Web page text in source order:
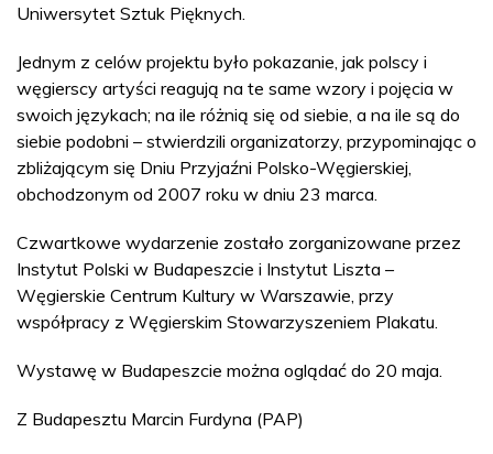
Uniwersytet Sztuk Pięknych.
Jednym z celów projektu było pokazanie, jak polscy i
węgierscy artyści reagują na te same wzory i pojęcia w
swoich językach; na ile różnią się od siebie, a na ile są do
siebie podobni – stwierdzili organizatorzy, przypominając o
zbliżającym się Dniu Przyjaźni Polsko-Węgierskiej,
obchodzonym od 2007 roku w dniu 23 marca.
Czwartkowe wydarzenie zostało zorganizowane przez
Instytut Polski w Budapeszcie i Instytut Liszta –
Węgierskie Centrum Kultury w Warszawie, przy
współpracy z Węgierskim Stowarzyszeniem Plakatu.
Wystawę w Budapeszcie można oglądać do 20 maja.
Z Budapesztu Marcin Furdyna (PAP)